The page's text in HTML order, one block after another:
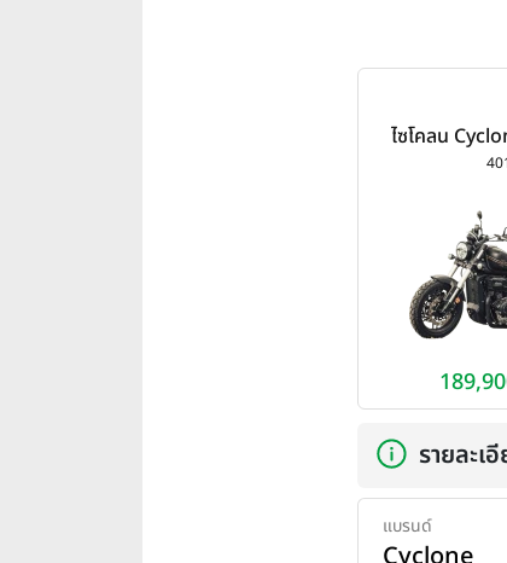
ไซโคลน
รายละเ
แบรนด์